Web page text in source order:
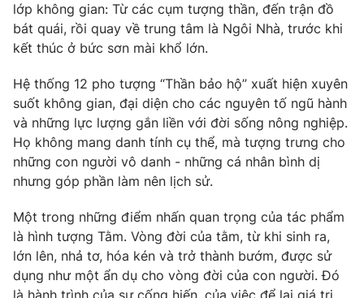
lớp không gian: Từ các cụm tượng thần, đến trận đồ
bát quái, rồi quay về trung tâm là Ngôi Nhà, trước khi
kết thúc ở bức sơn mài khổ lớn.
Hệ thống 12 pho tượng “Thần bảo hộ” xuất hiện xuyên
suốt không gian, đại diện cho các nguyên tố ngũ hành
và những lực lượng gắn liền với đời sống nông nghiệp.
Họ không mang danh tính cụ thể, mà tượng trưng cho
những con người vô danh - những cá nhân bình dị
nhưng góp phần làm nên lịch sử.
Một trong những điểm nhấn quan trọng của tác phẩm
là hình tượng Tằm. Vòng đời của tằm, từ khi sinh ra,
lớn lên, nhả tơ, hóa kén và trở thành bướm, được sử
dụng như một ẩn dụ cho vòng đời của con người. Đó